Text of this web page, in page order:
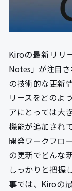
Kiroの最新リリ
Notes」が注目
の技術的な更新
リースをどのよ
アにとっては大
機能が追加され
開発ワークフロ
の更新でどんな
しっかりと把握
事では、Kiroの